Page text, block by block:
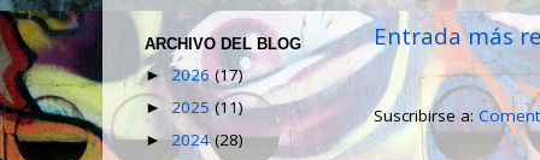
Entrada más
Suscribirse a:
ARCHIVO DEL BLOG
► 2026(17)
► 2025(11)
► 2024(28)